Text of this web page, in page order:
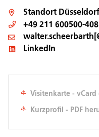
Standort Düsseldorf
+49 211 600500-408
LinkedIn
Visitenkarte -
Kurzprofil - PDF